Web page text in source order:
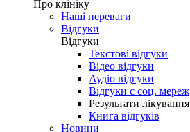
Про клініку
Наші переваги
Відгуки
Відгуки
Текстові відгуки
Відео відгуки
Аудіо відгуки
Відгуки с соц. мереж
Результати лікування
Книга відгуків
Новини